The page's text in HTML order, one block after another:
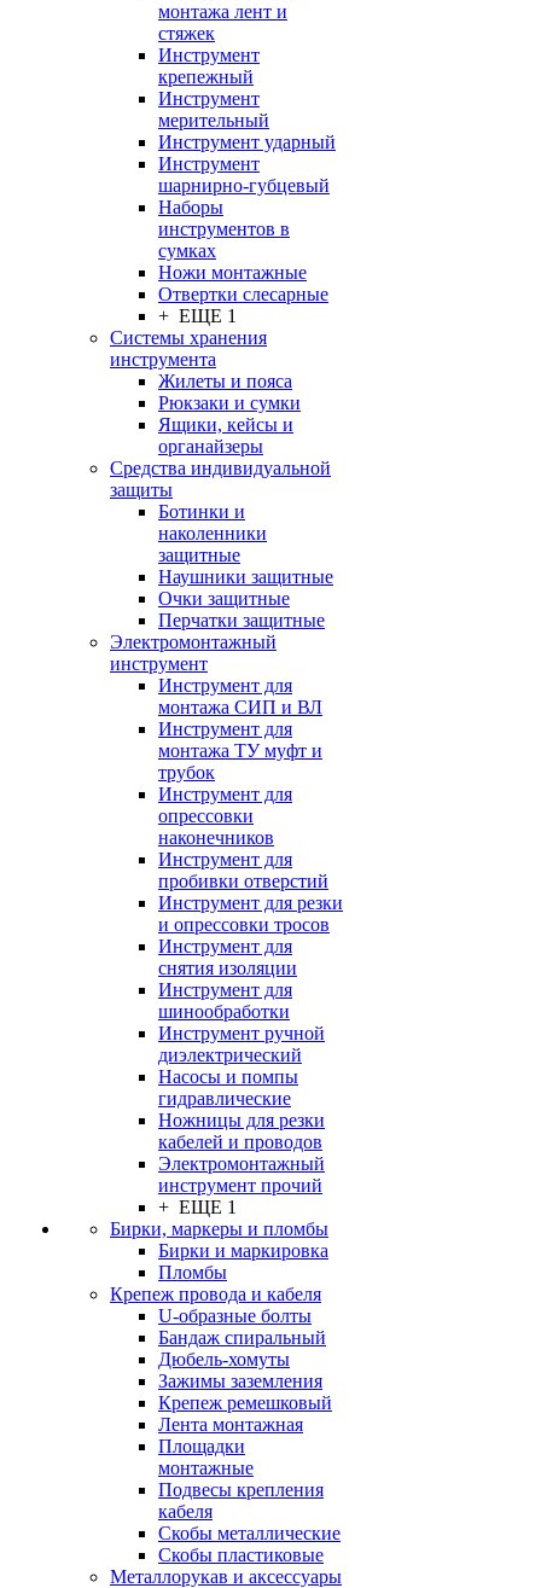
монтажа лент и
стяжек
Инструмент
крепежный
Инструмент
мерительный
Инструмент ударный
Инструмент
шарнирно-губцевый
Наборы
инструментов в
сумках
Ножи монтажные
Отвертки слесарные
+ ЕЩЕ 1
Системы хранения
инструмента
Жилеты и пояса
Рюкзаки и сумки
Ящики, кейсы и
органайзеры
Средства индивидуальной
защиты
Ботинки и
наколенники
защитные
Наушники защитные
Очки защитные
Перчатки защитные
Электромонтажный
инструмент
Инструмент для
монтажа СИП и ВЛ
Инструмент для
монтажа ТУ муфт и
трубок
Инструмент для
опрессовки
наконечников
Инструмент для
пробивки отверстий
Инструмент для резки
и опрессовки тросов
Инструмент для
снятия изоляции
Инструмент для
шинообработки
Инструмент ручной
диэлектрический
Насосы и помпы
гидравлические
Ножницы для резки
кабелей и проводов
Электромонтажный
инструмент прочий
+ ЕЩЕ 1
Бирки, маркеры и пломбы
Бирки и маркировка
Пломбы
Крепеж провода и кабеля
U-образные болты
Бандаж спиральный
Дюбель-хомуты
Зажимы заземления
Крепеж ремешковый
Лента монтажная
Площадки
монтажные
Подвесы крепления
кабеля
Скобы металлические
Скобы пластиковые
Металлорукав и аксессуары